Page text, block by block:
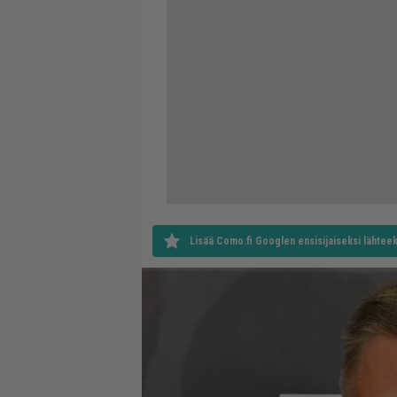
Lisää Como.fi Googlen ensisijaiseksi